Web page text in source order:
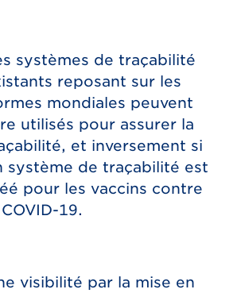
systèmes de traçabilité
reposant sur les
mondiales peuvent
utilisés pour assurer la
et inversement si
système de traçabilité est
pour les vaccins contre
19.
visibilité par la mise en